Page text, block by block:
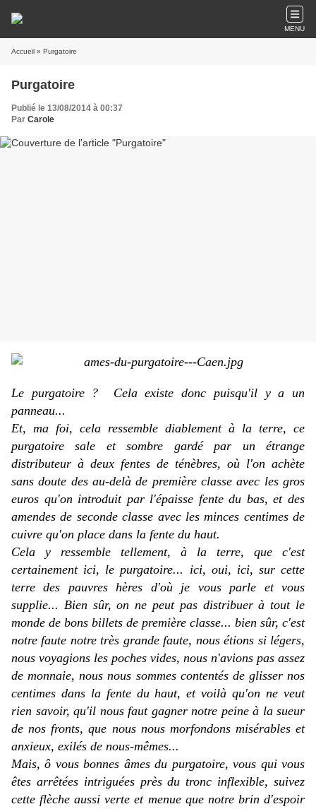
MENU
Accueil » Purgatoire
Purgatoire
Publié le 13/08/2014 à 00:37
Par Carole
Le purgatoire ? Cela existe donc puisqu'il y a un
panneau...
Et, ma foi, cela ressemble diablement à la terre, ce
purgatoire sale et sombre gardé par un étrange
distributeur à deux fentes de ténèbres, où l'on achète
sans doute des au-delà de première classe avec les gros
euros qu'on introduit par l'épaisse fente du bas, et des
amendes de seconde classe avec les minces centimes de
cuivre qu'on place dans la fente du haut.
Cela y ressemble tellement, à la terre, que c'est
certainement ici, le purgatoire... ici, oui, ici, sur cette
terre des pauvres hères d'où je vous parle et vous
supplie... Bien sûr,on ne peut pas distribuer à tout le
monde de bons billets de première classe... bien sûr, c'est
notre faute notre très grande faute, nous étions si légers,
nous voyagions les poches vides, nous n'avions pas assez
de monnaie, nous nous sommes contentés de glisser nos
centimes dans la fente du haut, et voilà qu'on ne veut
rien savoir, qu'il nous faut gagner notre peine à la sueur
de nos fronts, que nous nous morfondons misérables et
anxieux, exilés de nous-mêmes...
Mais, ô vous bonnes âmes du purgatoire, vous qui vous
êtes arrêtées intriguées près du tronc inflexible, suivez
cette flèche aussi verte et menue que notre brin d'espoir